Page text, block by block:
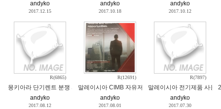
andyko
2017.12.15
andyko
2017.10.18
andyko
2017.10.12
R(6865)
몽키아라 단기렌트 분쟁 파인즈 게스트하우스
andyko
2017.08.12
R(12691)
말레이시아 CIMB 자유저축예금 금리 prefered 계좌
andyko
2017.08.01
R(7897)
말레이시아 전기제품 사용
andyko
2017.07.30